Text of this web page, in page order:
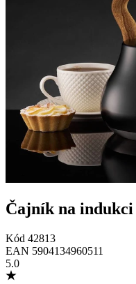
Čajník na
Kód 42813
EAN 5904134960511
5.0